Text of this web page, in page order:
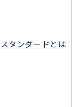
タンダードとは